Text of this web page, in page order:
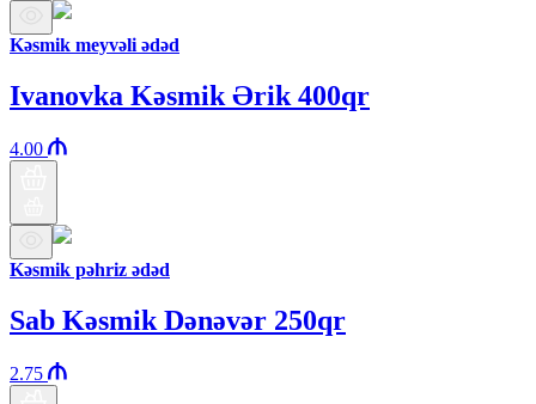
Kəsmik meyvəli ədəd
Ivanovka Kəsmik Ərik 400qr
4.00
Kəsmik pəhriz ədəd
Sab Kəsmik Dənəvər 250qr
2.75